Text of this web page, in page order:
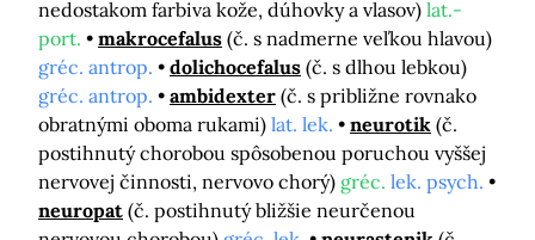
nedostakom farbiva kože, dúhovky a vlasov) lat.-
port.
makrocefalus (č. s nadmerne veľkou hlavou)
gréc. antrop.
dolichocefalus (č. s dlhou lebkou)
gréc. antrop.
ambidexter (č. s približne rovnako
obratnými oboma rukami) lat. lek. neurotik (č.
postihnutý chorobou spôsobenou poruchou vyššej
nervovej činnosti, nervovo chorý) gréc. lek. psych.
neuropat (č. postihnutý bližšie neurčenou